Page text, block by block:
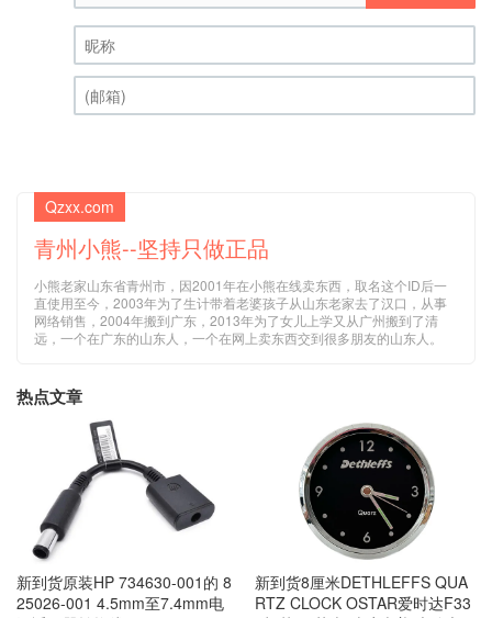
昵称 (必填)
Qzxx.com
青州小熊--坚持只做正品
小熊老家山东省青州市，因2001年在小熊在线卖东西，取名这个ID后一
直使用至今，2003年为了生计带着老婆孩子从山东老家去了汉口，从事
网络销售，2004年搬到广东，2013年为了女儿上学又从广州搬到了清
远，一个在广东的山东人，一个在网上卖东西交到很多朋友的山东人。
热点文章
新到货原装HP 734630-001的 8
25026-001 4.5mm至7.4mm电
新到货8厘米DETHLEFFS QUA
RTZ CLOCK OSTAR爱时达F33